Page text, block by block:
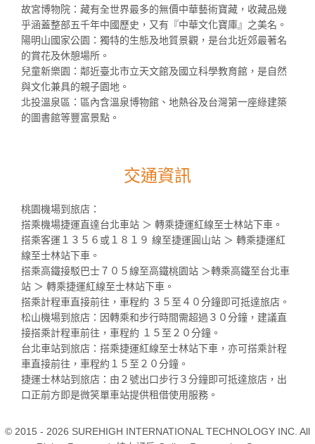
故宮博物院：藏有全世界最多的無價中華藝術寶藏，收藏品幾
乎涵蓋整部五千年中國歷史，又有『中華文化寶庫』之美名。
陽明山國家公園：獨特的生態及地質景觀，是台北近郊最著名
的賞花及休憩場所。
兒童新樂園：鄰近臺北市立天文館及國立科學教育館，是自然
與文化兼具的親子園地。
北投溫泉區：區內含溫泉博物館、地熱谷及台灣第一座綠建築
的圖書館等豐富景點。
交通資訊
桃園機場到旅店：
搭乘機場捷運直達台北車站 ＞ 轉乘捷運紅線至士林站下車。
搭乘客運１３５６或１８１９ 線至捷運圓山站 ＞ 轉乘捷運紅
線至士林站下車。
搭乘高鐵接駁巴士７０５線至高鐵桃園站 ＞轉乘高鐵至台北車
站 ＞ 轉乘捷運紅線至士林站下車。
搭乘計程車直接前往，車程約 ３５至４０分鐘即可抵達旅店。
松山機場到旅店：因轉乘和步行時間需超過３０分鐘，建議直
接搭乘計程車前往，車程約 １５至２０分鐘。
台北車站到旅店：搭乘捷運紅線至士林站下車，亦可搭乘計程
車直接前往，車程約１５至２０分鐘。
捷運士林站到旅店：由２號出口步行３分鐘即可抵達旅店，出
口正前方即是微笑單車站提供租借使用服務。
© 2015 - 2026 SUREHIGH INTERNATIONAL TECHNOLOGY INC. All